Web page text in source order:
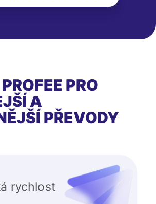
PRO
A
PŘEVODY
rychlost